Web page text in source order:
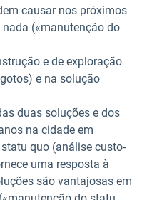
causar nos próximos
(«manutenção do
e de exploração
e na solução
duas soluções e dos
na cidade em
quo (análise custo-
uma resposta à
são vantajosas em